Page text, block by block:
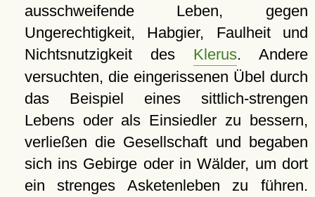
ausschweifende Leben, gegen
Ungerechtigkeit, Habgier, Faulheit und
Nichtsnutzigkeit des Klerus. Andere
versuchten, die eingerissenen Übel durch
das Beispiel eines sittlich-strengen
Lebens oder als Einsiedler zu bessern,
verließen die Gesellschaft und begaben
sich ins Gebirge oder in Wälder, um dort
ein strenges Asketenleben zu führen.